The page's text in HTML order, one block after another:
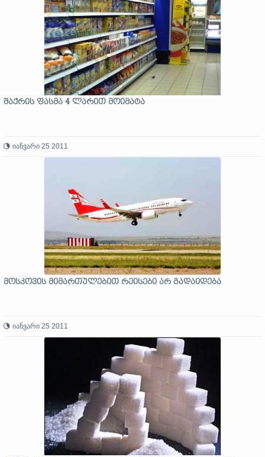
შაქრის ფასმა 4 ლარით მოიმატა
იანვარი 25 2011
მოსკოვის მიმართულებით რეისები არ გადაიდება
იანვარი 25 2011